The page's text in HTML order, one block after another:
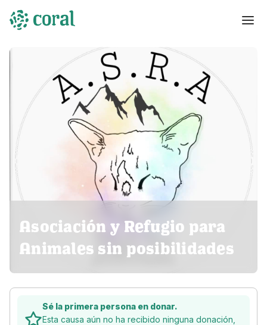
Asociación y Refugio para
Animales sin posibilidades
Sé la primera persona en donar.
Esta causa aún no ha recibido ninguna donación,